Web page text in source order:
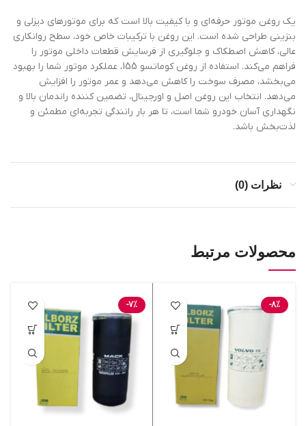
یک روغن موتور حرفه‌ای و با کیفیت بالا است که برای موتورهای دیزلی و
بنزینی طراحی شده است. این روغن با ترکیبات خاص خود، سطح روانکاری
عالی، کاهش اصطکاک و جلوگیری از فرسایش قطعات داخلی موتور را
فراهم می‌کند. استفاده از روغن کوماتسو 155، عملکرد موتور شما را بهبود
می‌بخشد، مصرف سوخت را کاهش می‌دهد و عمر موتور را افزایش
می‌دهد. انتخاب این روغن اصل و اورجینال، تضمین کننده راندمان بالا و
نگهداری آسان خودرو شما است، تا هر بار رانندگی تجربه‌ای مطمئن و
لذت‌بخش باشد.
نظرات (0)
محصولات مرتبط
-8%
-7%